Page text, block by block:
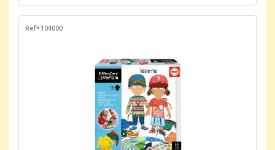
Refª 104000